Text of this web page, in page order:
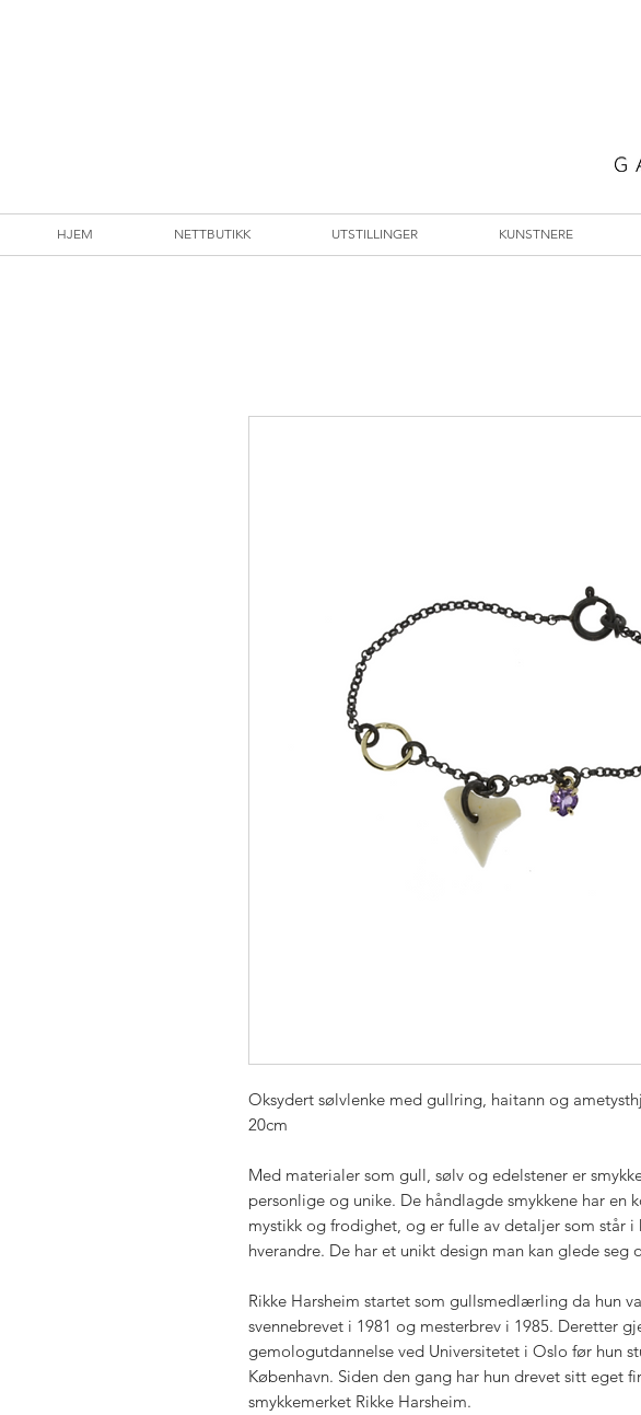
HJEM NETTBUTIKK UTSTILLINGER KUNSTNERE
Oksydert sølvlenke med gullring, haitann og
20cm
Med materialer som gull, sølv og edelstener er
personlige og unike. De håndlagde smykkene har en
mystikk og frodighet, og er fulle av detaljer som står i
hverandre. De har et unikt design man kan glede seg
Rikke Harsheim startet som gullsmedlærling da hun
svennebrevet i 1981 og mesterbrev i 1985. Deretter
gemologutdannelse ved Universitetet i Oslo før hun
København. Siden den gang har hun drevet sitt eget
smykkemerket Rikke Harsheim.